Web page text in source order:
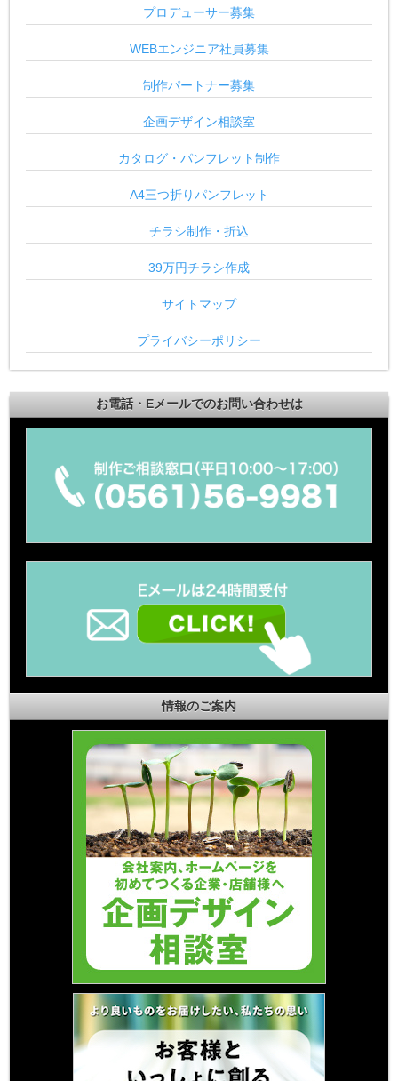
プロデューサー募集
WEBエンジニア社員募集
制作パートナー募集
企画デザイン相談室
カタログ・パンフレット制作
A4三つ折りパンフレット
チラシ制作・折込
39万円チラシ作成
サイトマップ
プライバシーポリシー
お電話・Eメールでのお問い合わせは
情報のご案内